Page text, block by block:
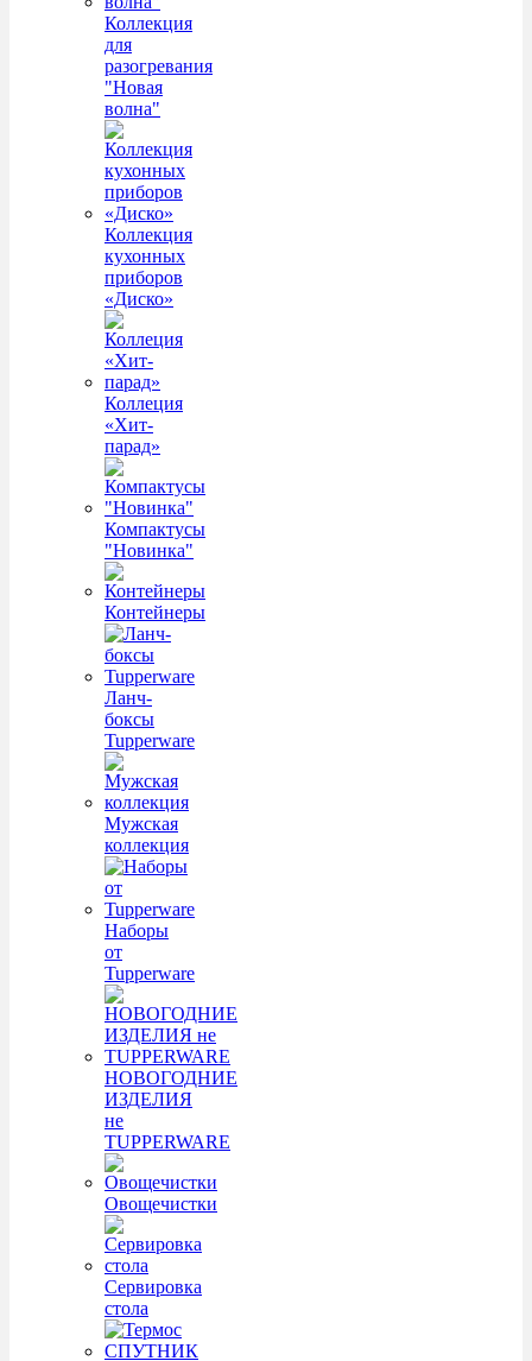
Коллекция
для
разогревания
"Новая
волна"
Коллекция
кухонных
приборов
«Диско»
Коллеция
«Хит-
парад»
Компактусы
"Новинка"
Контейнеры
Ланч-
боксы
Tupperware
Мужская
коллекция
Наборы
от
Tupperware
НОВОГОДНИЕ
ИЗДЕЛИЯ
не
TUPPERWARE
Овощечистки
Сервировка
стола